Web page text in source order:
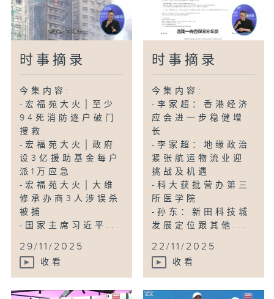
时事摘录
今集内容:
-宏福苑大火│至少
94死消防逐户破门
搜救
-宏福苑大火│政府
设3亿援助基金每户
派1万应急
-宏福苑大火│大维
修承办商3人涉误杀
被捕
-国家主席习近平...
29/11/2025
收看
时事摘录
今集内容:
-李家超：香港经济
应会进一步稳健增
长
-李家超：地缘政治
紧张航运物流业迎
挑战及机遇
-科大获批营办第三
所医学院
-孙东：新田科技城
发展定位跟其他...
22/11/2025
收看